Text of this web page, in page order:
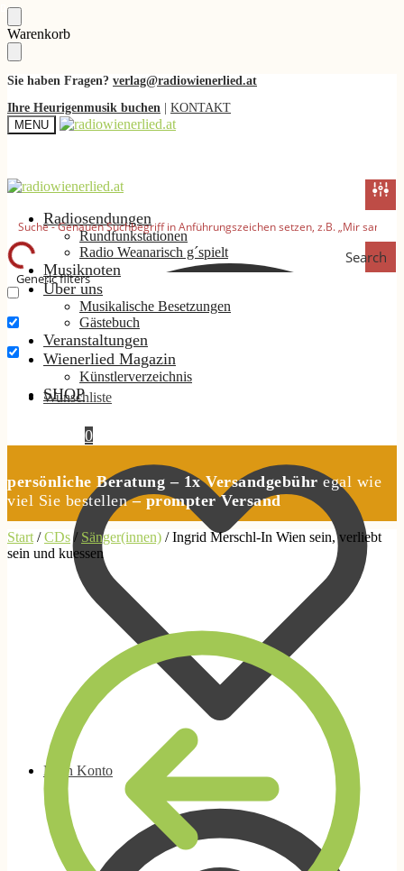
Skip
to
navigation
Skip
to
content
Warenkorb
Sie haben Fragen? verlag@radiowienerlied.at
Ihre Heurigenmusik buchen
KONTAKT
MENU
Search
Generic filters
Nur exakte Ergebnisse
Suche im Titel
Suche im Inhalt
Wunschliste
Mein Konto
Radiosendungen
Rundfunkstationen
Radio Weanarisch g´spielt
Musiknoten
Über uns
Musikalische Besetzungen
Gästebuch
Veranstaltungen
Wienerlied Magazin
Künstlerverzeichnis
SHOP
0
persönliche Beratung – 1x Versandgebühr egal wie
viel Sie bestellen– prompter Versand
Start /CDs/ Sänger(innen) /Ingrid Merschl-In Wien sein, verliebt
sein und kuessen